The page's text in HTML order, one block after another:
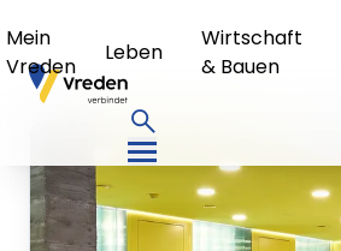
Mein
Vreden
Leben
Wirtschaft
& Bauen